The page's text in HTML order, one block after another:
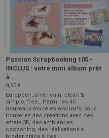
Passion Scrapbooking 105 -
INCLUS : votre mini album prêt
à ...
8,90 €
Européen, américain, clean &
simple, free… Parmi les 40
nouveaux modèles exclusifs, vous
trouverez des créations avec des
effets 3D, des ambiances
cocooning, des réalisations à
broder grâce à des ...